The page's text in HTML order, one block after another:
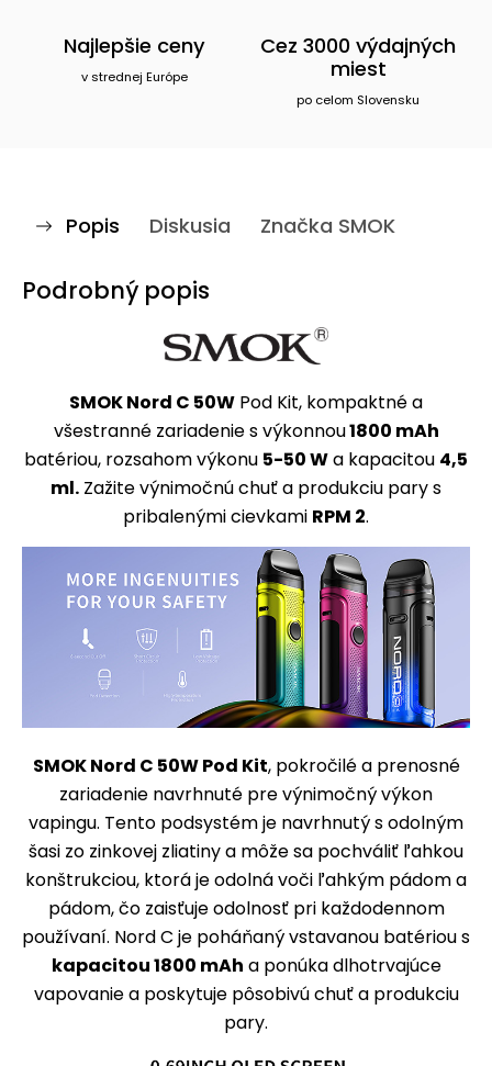
Najlepšie ceny
v strednej Európe
Cez 3000 výdajných
miest
po celom Slovensku
Popis Diskusia Značka SMOK
Podrobný popis
SMOK Nord C 50W Pod Kit, kompaktné a
všestranné zariadenie s výkonnou1800 mAh
batériou, rozsahom výkonu 5-50 Wa kapacitou 4,5
ml. Zažite výnimočnú chuť a produkciu pary s
pribalenými cievkami RPM 2.
SMOK Nord C 50W Pod Kit, pokročilé a prenosné
zariadenie navrhnuté pre výnimočný výkon
vapingu. Tento podsystém je navrhnutý s odolným
šasi zo zinkovej zliatiny a môže sa pochváliť ľahkou
konštrukciou, ktorá je odolná voči ľahkým pádom a
pádom, čo zaisťuje odolnosť pri každodennom
používaní. Nord C je poháňaný vstavanou batériou s
kapacitou 1800 mAh a ponúka dlhotrvajúce
vapovanie a poskytuje pôsobivú chuť a produkciu
pary.